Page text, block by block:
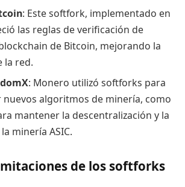
: Este softfork, implementado en
las reglas de verificación de
de Bitcoin, mejorando la
la red.
: Monero utilizó softforks para
algoritmos de minería, como
mantener la descentralización y la
minería ASIC.
de los softforks